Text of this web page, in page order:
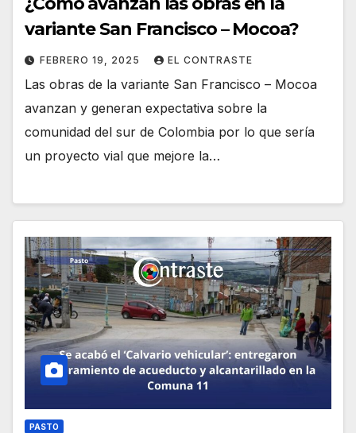
variante San Francisco – Mocoa?
FEBRERO 19, 2025 EL CONTRASTE
Las obras de la variante San Francisco – Mocoa
avanzan y generan expectativa sobre la
comunidad del sur de Colombia por lo que sería
un proyecto vial que mejore la…
PASTO